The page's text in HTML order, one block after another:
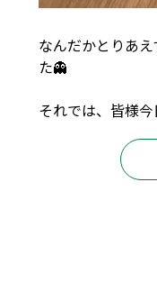
なんだかとりあ
た👻
それでは、皆様